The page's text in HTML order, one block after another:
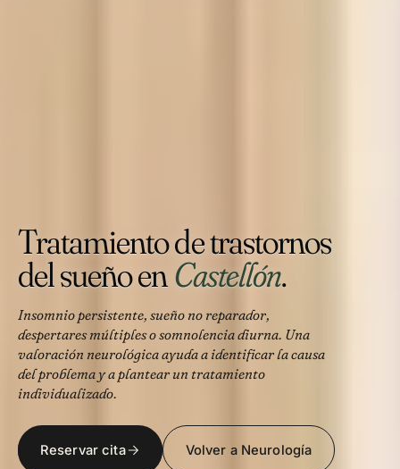
Tratamiento de trastornos
del sueño enCastellón.
Insomnio persistente, sueño no reparador,
despertares múltiples o somnolencia diurna. Una
valoración neurológica ayuda a identificar la causa
del problema y a plantear un tratamiento
individualizado.
Reservar cita Volver a Neurología